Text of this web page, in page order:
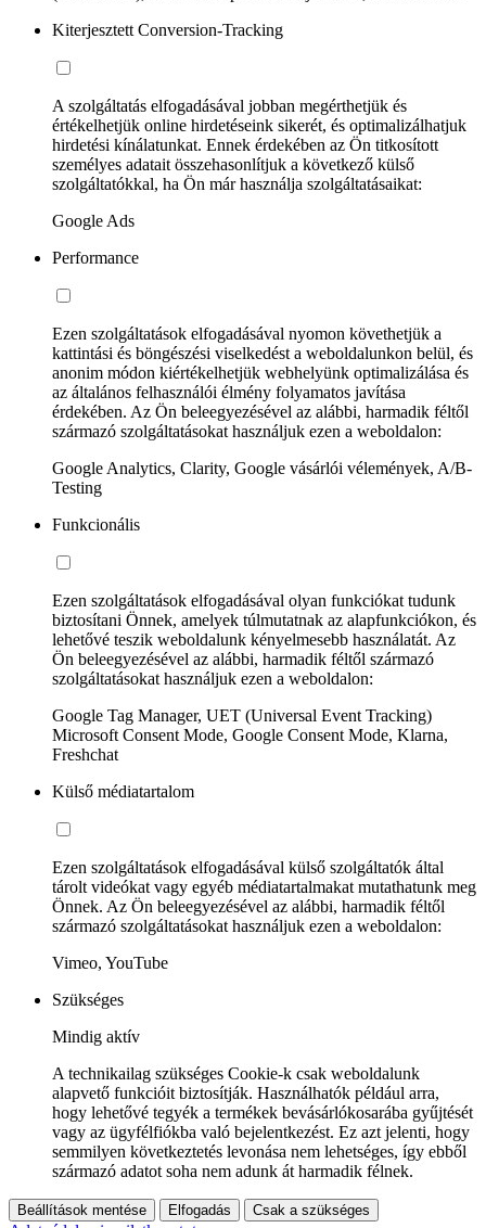
Kiterjesztett Conversion-Tracking
A szolgáltatás elfogadásával jobban megérthetjük és
értékelhetjük online hirdetéseink sikerét, és optimalizálhatjuk
hirdetési kínálatunkat. Ennek érdekében az Ön titkosított
személyes adatait összehasonlítjuk a következő külső
szolgáltatókkal, ha Ön már használja szolgáltatásaikat:
Google Ads
Performance
Ezen szolgáltatások elfogadásával nyomon követhetjük a
kattintási és böngészési viselkedést a weboldalunkon belül, és
anonim módon kiértékelhetjük webhelyünk optimalizálása és
az általános felhasználói élmény folyamatos javítása
érdekében. Az Ön beleegyezésével az alábbi, harmadik féltől
származó szolgáltatásokat használjuk ezen a weboldalon:
Google Analytics, Clarity, Google vásárlói vélemények, A/B-
Testing
Funkcionális
Ezen szolgáltatások elfogadásával olyan funkciókat tudunk
biztosítani Önnek, amelyek túlmutatnak az alapfunkciókon, és
lehetővé teszik weboldalunk kényelmesebb használatát. Az
Ön beleegyezésével az alábbi, harmadik féltől származó
szolgáltatásokat használjuk ezen a weboldalon:
Google Tag Manager, UET (Universal Event Tracking)
Microsoft Consent Mode, Google Consent Mode, Klarna,
Freshchat
Külső médiatartalom
Ezen szolgáltatások elfogadásával külső szolgáltatók által
tárolt videókat vagy egyéb médiatartalmakat mutathatunk meg
Önnek. Az Ön beleegyezésével az alábbi, harmadik féltől
származó szolgáltatásokat használjuk ezen a weboldalon:
Vimeo, YouTube
Szükséges
Mindig aktív
A technikailag szükséges Cookie-k csak weboldalunk
alapvető funkcióit biztosítják. Használhatók például arra,
hogy lehetővé tegyék a termékek bevásárlókosarába gyűjtését
vagy az ügyfélfiókba való bejelentkezést. Ez azt jelenti, hogy
semmilyen következtetés levonása nem lehetséges, így ebből
származó adatot soha nem adunk át harmadik félnek.
Beállítások mentése Elfogadás Csak a szükséges